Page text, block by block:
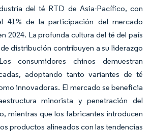
del té RTD de Asia-Pacífico, con
41% de la participación del mercado
2024. La profunda cultura del té del país
distribución contribuyen a su liderazgo
consumidores chinos demuestran
adoptando tanto variantes de té
innovadoras. El mercado se beneficia
minorista y penetración del
mientras que los fabricantes introducen
productos alineados con las tendencias